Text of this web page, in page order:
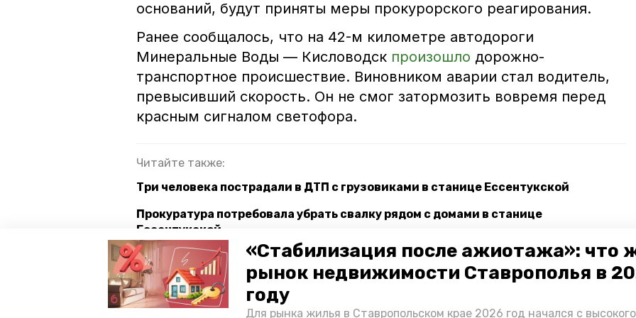
«Стабилизация после ажиотажа»: что
рынок недвижимости Ставрополья в
году
Для рынка жилья в Ставропольском крае 2026 год начался с
оснований, будут приняты меры прокурорского реагирования.
Ранее сообщалось, что на 42-м километре автодороги
Минеральные Воды — Кисловодск произошло дорожно-
транспортное происшествие. Виновником аварии стал водитель,
превысивший скорость. Он не смог затормозить вовремя перед
красным сигналом светофора.
Читайте также:
Три человека пострадали в ДТП с грузовиками в станице Ессентукской
Прокуратура потребовала убрать свалку рядом с домами в станице
Ессентукской
Бывшие сотрудники минераловодской транспортной полиции попались на
взятке